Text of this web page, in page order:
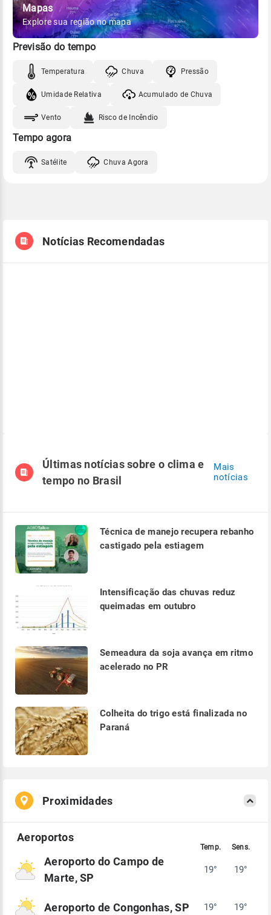
Mapas
Explore sua região no mapa
Previsão do tempo
Temperatura Chuva Pressão
Umidade Relativa Acumulado de Chuva
Vento Risco de Incêndio
Tempo agora
Satélite Chuva Agora
Notícias Recomendadas
Últimas notícias sobre o clima e
tempo no Brasil
Mais
notícias
Técnica de manejo recupera rebanho
castigado pela estiagem
Intensificação das chuvas reduz
queimadas em outubro
Semeadura da soja avança em ritmo
acelerado no PR
Colheita do trigo está finalizada no
Paraná
Proximidades
Aeroporto do Campo de
Marte, SP
19° 19°
Aeroporto de Congonhas, SP 19° 19°